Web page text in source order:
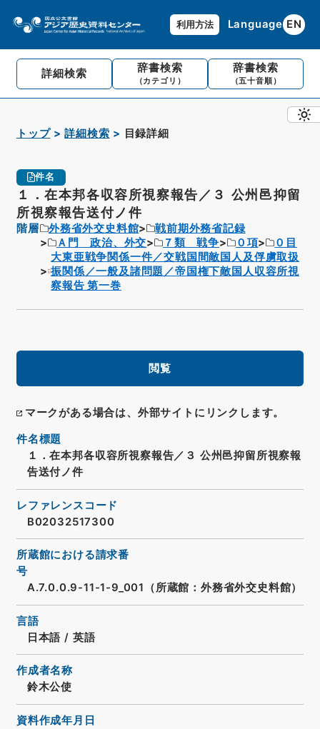
利用方法 Language EN
詳細検索 辞書検索
（カテゴリ）
辞書検索
（五十音順）
トップ 詳細検索 目録詳細
件名
１．在本邦各収容所視察報告／３ 公州邑抑留
所視察報告送付ノ件
階層 外務省外交史料館
戦前期外務省記録
Ａ門 政治、外交
７類 戦争 ０項
０目
大東亜戦争関係一件／交戦国間敵国人及俘虜取扱
振関係／一般及諸問題／帝国権下敵国人収容所視
察報告 第一巻
閲覧
マークがある場合は、外部サイトにリンクします。
件名標題
１．在本邦各収容所視察報告／３ 公州邑抑留所視察報
告送付ノ件
レファレンスコード
B02032517300
所蔵館における請求番
号
A.7.0.0.9-11-1-9_001（所蔵館：外務省外交史料館）
言語
日本語 / 英語
作成者名称
鈴木公使
資料作成年月日